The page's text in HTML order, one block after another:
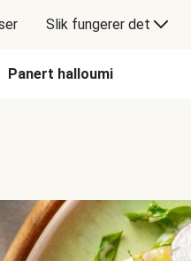
Slik fungerer det
Panert halloumi